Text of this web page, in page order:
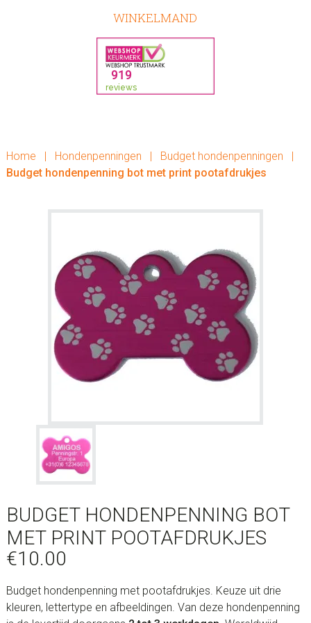
WINKELMAND
Home | Hondenpenningen | Budget hondenpenningen
|
Budget hondenpenning bot met print pootafdrukjes
BUDGET HONDENPENNING BOT
MET PRINT POOTAFDRUKJES
€10.00
Budget hondenpenning met pootafdrukjes. Keuze uit drie
kleuren, lettertype en afbeeldingen. Van deze hondenpenning